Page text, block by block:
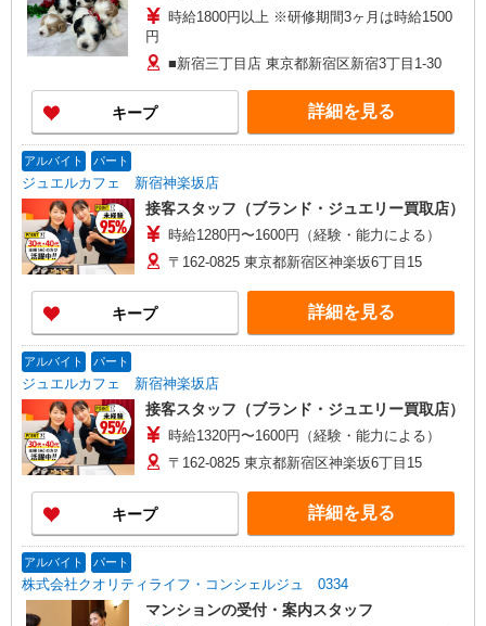
時給1800円以上 ※研修期間3ヶ月は時給1500
円
■新宿三丁目店 東京都新宿区新宿3丁目1-30
キープ 詳細を見る
アルバイト パート
ジュエルカフェ 新宿神楽坂店
接客スタッフ（ブランド・ジュエリー買取店）
時給1280円〜1600円（経験・能力による）
〒162-0825 東京都新宿区神楽坂6丁目15
キープ 詳細を見る
アルバイト パート
ジュエルカフェ 新宿神楽坂店
接客スタッフ（ブランド・ジュエリー買取店）
時給1320円〜1600円（経験・能力による）
〒162-0825 東京都新宿区神楽坂6丁目15
キープ 詳細を見る
アルバイト パート
株式会社クオリティライフ・コンシェルジュ 0334
マンションの受付・案内スタッフ